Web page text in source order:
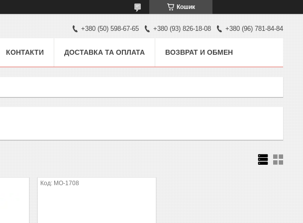
Кошик
+380 (50) 598-67-65 +380 (93) 826-18-08 +380 (96) 781-84-84
КОНТАКТИ ДОСТАВКА ТА ОПЛАТА ВОЗВРАТ И ОБМЕН
MO-1708